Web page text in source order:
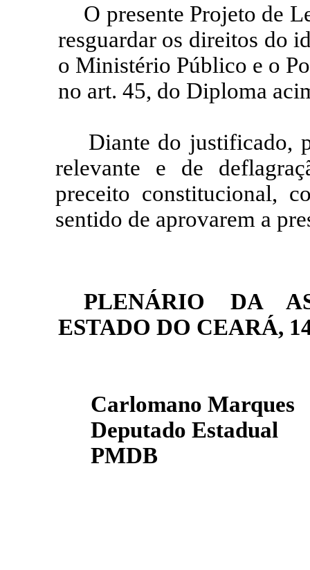
O presente Projeto de
resguardar os direitos do
o Ministério Público e o
no art. 45, do Diploma
Diante do justificado,
relevante e de
preceito constitucional,
sentido de aprovarem a
PLENÁRIO DA
ESTADO DO CEARÁ,
Carlomano Marques
Deputado Estadual
PMDB